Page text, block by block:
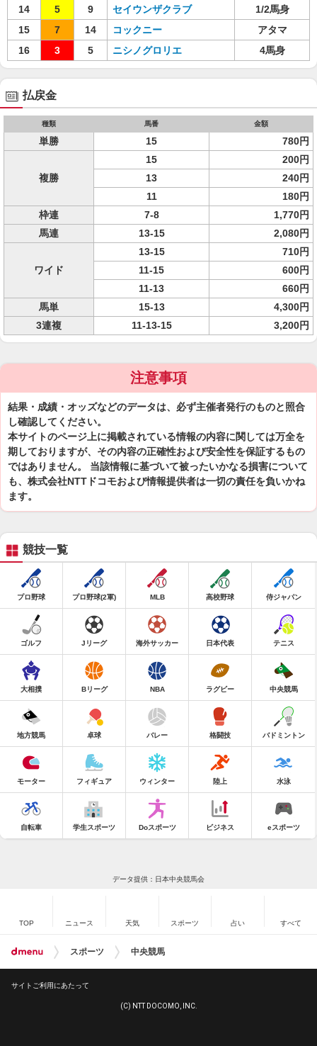
14
5 9 セイウンザクラブ
1/2馬身
15
7 14 コックニー
アタマ
16
3 5 ニシノグロリエ 4馬身
払戻金
種類 馬番 金額
単勝 15 780円
複勝
15
200円
13
240円
11
180円
枠連
7-8
1,770円
馬連
13-15 2,080円
ワイド
13-15
710円
11-15
600円
11-13
660円
馬単
15-13
4,300円
3連複
11-13-15 3,200円
注意事項
結果・成績・オッズなどのデータは、必ず主催者発行のものと照合
し確認してください。
本サイトのページ上に掲載されている情報の内容に関しては万全を
期しておりますが、その内容の正確性および安全性を保証するもの
ではありません。 当該情報に基づいて被ったいかなる損害について
も、株式会社NTTドコモおよび情報提供者は一切の責任を負いかね
ます。
競技一覧
プロ野球 プロ野球(2軍) MLB 高校野球 侍ジャパン
ゴルフ Jリーグ 海外サッカー 日本代表 テニス
大相撲 Bリーグ NBA ラグビー 中央競馬
地方競馬 卓球 バレー 格闘技 バドミントン
モーター フィギュア ウィンター 陸上 水泳
自転車 学生スポーツ Doスポーツ ビジネス eスポーツ
データ提供：日本中央競馬会
TOP ニュース 天気 スポーツ 占い すべて
スポーツ 中央競馬
サイトご利用にあたって
(C) NTT DOCOMO, INC.